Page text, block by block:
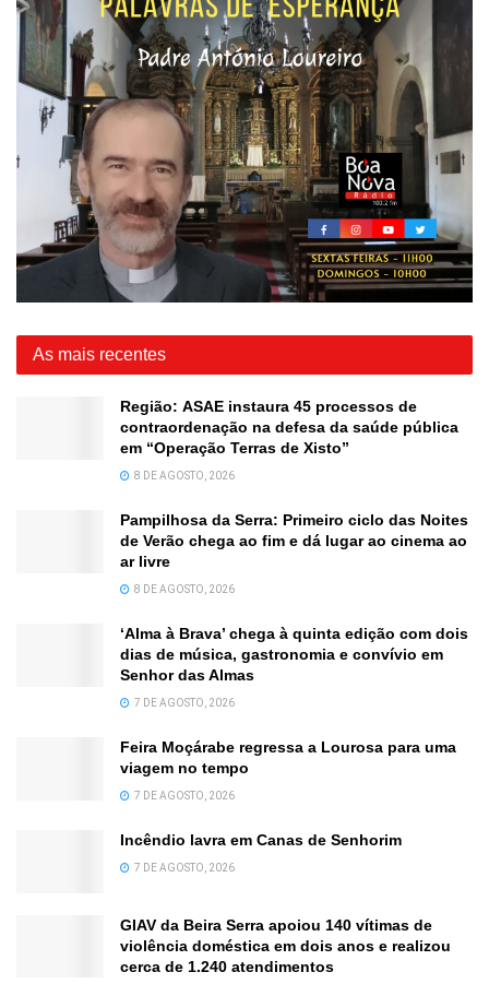
As mais recentes
Região: ASAE instaura 45 processos de
contraordenação na defesa da saúde pública
em “Operação Terras de Xisto”
8 DE AGOSTO, 2026
Pampilhosa da Serra: Primeiro ciclo das Noites
de Verão chega ao fim e dá lugar ao cinema ao
ar livre
8 DE AGOSTO, 2026
‘Alma à Brava’ chega à quinta edição com dois
dias de música, gastronomia e convívio em
Senhor das Almas
7 DE AGOSTO, 2026
Feira Moçárabe regressa a Lourosa para uma
viagem no tempo
7 DE AGOSTO, 2026
Incêndio lavra em Canas de Senhorim
7 DE AGOSTO, 2026
GIAV da Beira Serra apoiou 140 vítimas de
violência doméstica em dois anos e realizou
cerca de 1.240 atendimentos